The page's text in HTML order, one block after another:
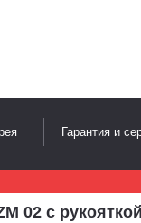
02 с
Гарантия и